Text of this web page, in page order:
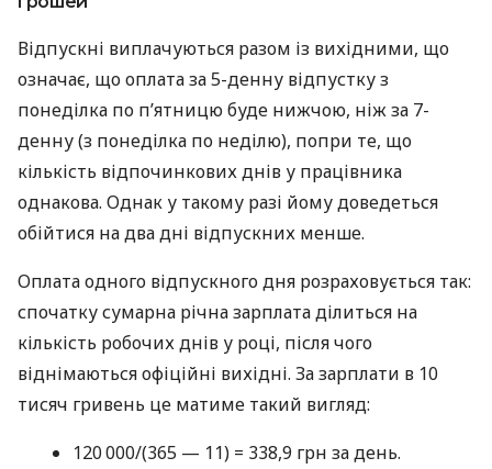
Відпускні виплачуються разом із вихідними, що
означає, що оплата за 5-денну відпустку з
понеділка по п’ятницю буде нижчою, ніж за 7-
денну (з понеділка по неділю), попри те, що
кількість відпочинкових днів у працівника
однакова. Однак у такому разі йому доведеться
обійтися на два дні відпускних менше.
Оплата одного відпускного дня розраховується так:
спочатку сумарна річна зарплата ділиться на
кількість робочих днів у році, після чого
віднімаються офіційні вихідні. За зарплати в 10
тисяч гривень це матиме такий вигляд:
120 000/(365 — 11) = 338,9 грн за день.